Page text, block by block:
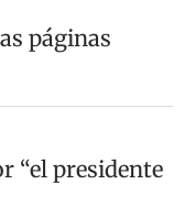
páginas
“el presidente